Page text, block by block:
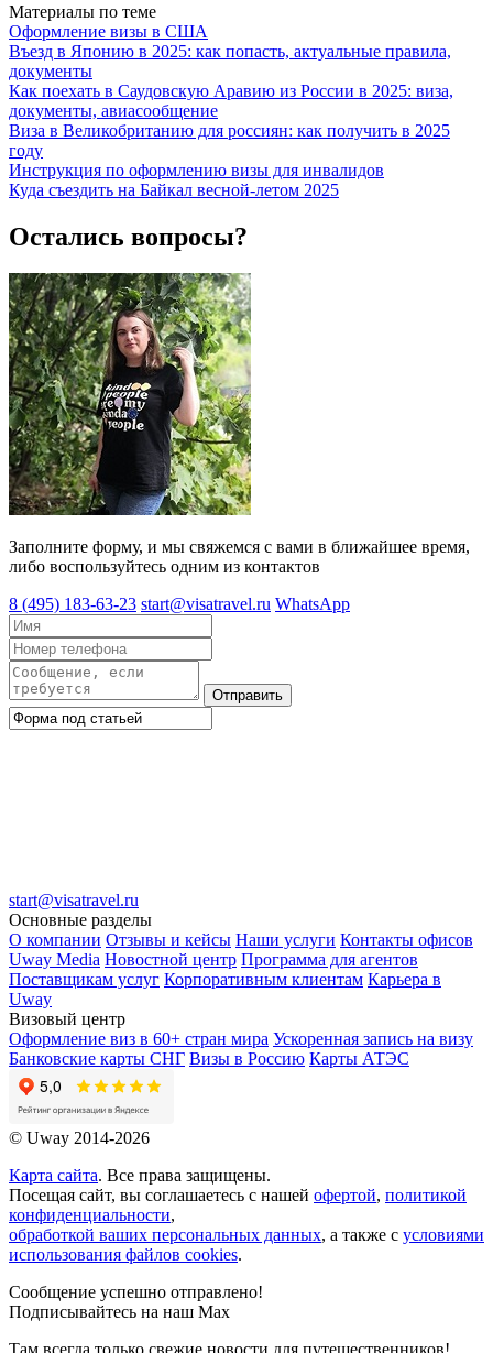
Материалы по теме
Оформление визы в США
Въезд в Японию в 2025: как попасть, актуальные правила,
документы
Как поехать в Саудовскую Аравию из России в 2025: виза,
документы, авиасообщение
Виза в Великобританию для россиян: как получить в 2025
году
Инструкция по оформлению визы для инвалидов
Куда съездить на Байкал весной-летом 2025
Остались вопросы?
Заполните форму, и мы свяжемся с вами в ближайшее время,
либо воспользуйтесь одним из контактов
8 (495) 183-63-23 start@visatravel.ru WhatsApp
Отправить
start@visatravel.ru
Основные разделы
О компании Отзывы и кейсы Наши услуги Контакты офисов
Uway Media Новостной центр Программа для агентов
Поставщикам услуг Корпоративным клиентам Карьера в
Uway
Визовый центр
Оформление виз в 60+ стран мира Ускоренная запись на визу
Банковские карты СНГ Визы в Россию Карты АТЭС
© Uway 2014-2026
Карта сайта. Все права защищены.
Посещая сайт, вы соглашаетесь с нашей офертой, политикой
конфиденциальности,
обработкой ваших персональных данных, а также с условиями
использования файлов cookies.
Сообщение успешно отправлено!
Подписывайтесь на наш Max
Там всегда только свежие новости для путешественников!